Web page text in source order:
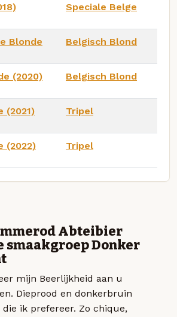
Speciale Belge
Blonde Belgisch Blond
(2020) Belgisch Blond
(2021) Tripel
(2022) Tripel
Abteibier
smaakgroep Donker
mijn Beerlijkheid aan u
Dieprood en donkerbruin
ik prefereer. Zo chique,